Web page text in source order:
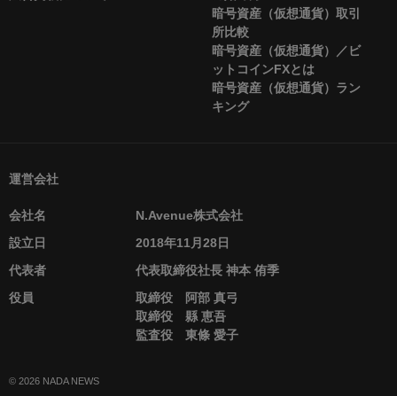
暗号資産（仮想通貨）取引
所比較
暗号資産（仮想通貨）／ビ
ットコインFXとは
暗号資産（仮想通貨）ラン
キング
運営会社
会社名
N.Avenue株式会社
設立日
2018年11月28日
代表者
代表取締役社長 神本 侑季
役員
取締役 阿部 真弓
取締役 縣 恵吾
監査役 東條 愛子
© 2026 NADA NEWS